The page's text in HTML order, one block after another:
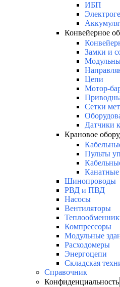
ИБП
Конвейерное
Замки и
Цепи
Мотор-
Сетки
Датчики
Крановое
Пульты
Канатные
Шинопроводы
РВД и ПВД
Насосы
Вентиляторы
Компрессоры
Модульные
Расходомеры
Энергоцепи
Складская
Справочник
Конфиденциальность